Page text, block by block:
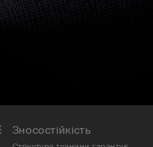
Зносостійкість